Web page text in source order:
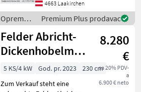
vor allem durch ihre solide
Bauweise und die hohe
Bedienerfr
4663 Laakirchen
Oprema
za šumu i
obradu
drveta /
Sonstige
Premium Plus prodavac
Felder Abricht-
Dickenhobelmaschine
AD7-41
8.280
€
sa 20% PDV-
a
6.900 € neto
5 KS/4 kW God. pr. 2023
230 cm
Zum Verkauf steht eine